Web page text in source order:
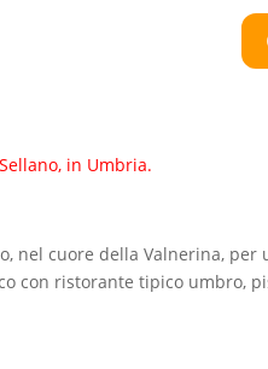
in Umbria.
nel cuore della Valnerina,
ristorante tipico umbro,